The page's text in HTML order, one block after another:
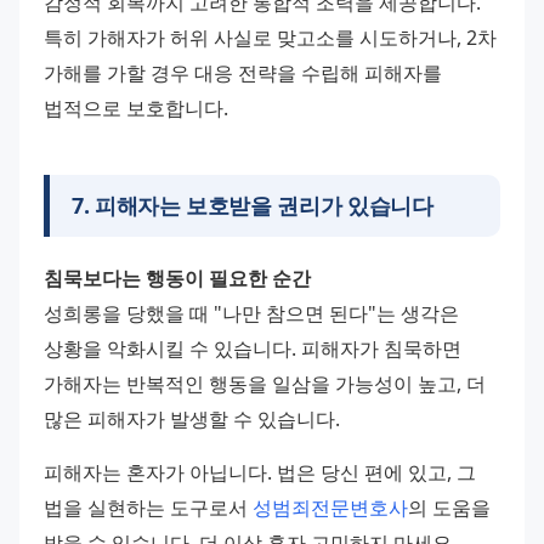
특히 가해자가 허위 사실로 맞고소를 시도하거나, 2차
가해를 가할 경우 대응 전략을 수립해 피해자를
법적으로 보호합니다.
7. 피해자는 보호받을 권리가 있습니다
침묵보다는 행동이 필요한 순간
성희롱을 당했을 때 "나만 참으면 된다"는 생각은
상황을 악화시킬 수 있습니다. 피해자가 침묵하면
가해자는 반복적인 행동을 일삼을 가능성이 높고, 더
많은 피해자가 발생할 수 있습니다.
피해자는 혼자가 아닙니다. 법은 당신 편에 있고, 그
법을 실현하는 도구로서 성범죄전문변호사의 도움을